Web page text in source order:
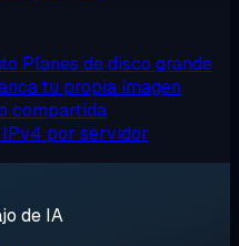
Planes de disco grande
tu propia imagen
compartida
por servidor
de IA